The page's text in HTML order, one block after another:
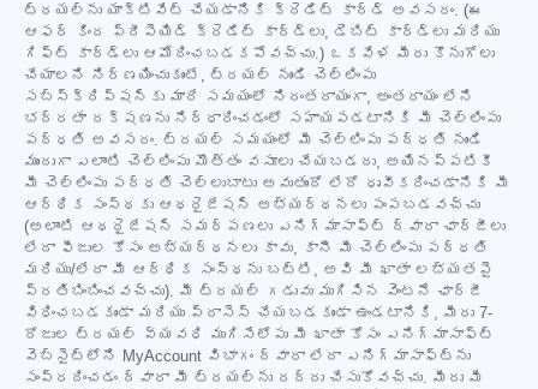
ట్రయల్‌ను యాక్టివేట్ చేయడానికి క్రెడిట్ కార్డ్ అవసరం. (ఈ
ఆఫర్ కింద ప్రీపెయిడ్ క్రెడిట్ కార్డ్‌లు, డెబిట్ కార్డ్‌లు మరియు
గిఫ్ట్ కార్డ్‌లు ఆమోదించబడకపోవచ్చు.) ఒకవేళ మీరు కొనుగోలు
చేయాలని నిర్ణయించుకుంటే, ట్రయల్ నుండి చెల్లింపు
సబ్‌స్క్రిప్షన్‌కు మారే సమయంలో నిరంతరాయంగా, అంతరాయం లేని
భద్రతా రక్షణను నిర్ధారించడంలో సహాయపడటానికి మీ చెల్లింపు
పద్ధతి అవసరం. ట్రయల్ సమయంలో మీ చెల్లింపు పద్ధతి నుండి
ముందుగా ఎలాంటి చెల్లింపు మొత్తం వసూలు చేయబడదు, అయినప్పటికీ
మీ చెల్లింపు పద్ధతి చెల్లుబాటు అవుతుందో లేదో ధృవీకరించడానికి మీ
ఆర్థిక సంస్థకు ఆథరైజేషన్ అభ్యర్థనలు పంపబడవచ్చు
(అలాంటి ఆథరైజేషన్ సమర్పణలు ఎనిగ్మాసాఫ్ట్ ద్వారా ఛార్జీలు
లేదా ఫీజుల కోసం అభ్యర్థనలు కావు, కానీ మీ చెల్లింపు పద్ధతి
మరియు/లేదా మీ ఆర్థిక సంస్థను బట్టి, అవి మీ ఖాతా లభ్యతపై
ప్రతిబింబించవచ్చు). మీ ట్రయల్ గడువు ముగిసిన వెంటనే ఛార్జీ
విధించబడకుండా మరియు ప్రాసెస్ చేయబడకుండా ఉండటానికి, మీరు 7-
రోజుల ట్రయల్ వ్యవధి ముగిసేలోపు మీ ఖాతా కోసం ఎనిగ్మాసాఫ్ట్
వెబ్‌సైట్‌లోని MyAccount విభాగం ద్వారా లేదా ఎనిగ్మాసాఫ్ట్‌ను
సంప్రదించడం ద్వారా మీ ట్రయల్‌ను రద్దు చేసుకోవచ్చు. మీరు మీ